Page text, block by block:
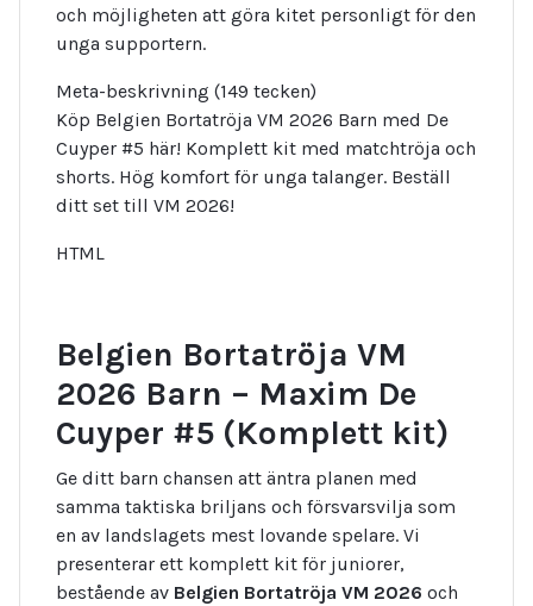
och möjligheten att göra kitet personligt för den
unga supportern.
Meta-beskrivning (149 tecken)
Köp Belgien Bortatröja VM 2026 Barn med De
Cuyper #5 här! Komplett kit med matchtröja och
shorts. Hög komfort för unga talanger. Beställ
ditt set till VM 2026!
HTML
Belgien Bortatröja VM
2026 Barn – Maxim De
Cuyper #5 (Komplett kit)
Ge ditt barn chansen att äntra planen med
samma taktiska briljans och försvarsvilja som
en av landslagets mest lovande spelare. Vi
presenterar ett komplett kit för juniorer,
bestående av Belgien Bortatröja VM 2026 och